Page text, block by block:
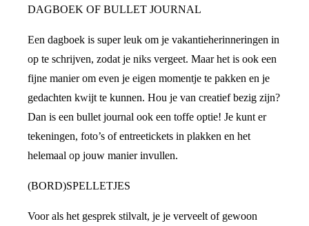
DAGBOEK OF BULLET JOURNAL
Een dagboek is super leuk om je vakantieherinneringen in
op te schrijven, zodat je niks vergeet. Maar het is ook een
fijne manier om even je eigen momentje te pakken en je
gedachten kwijt te kunnen. Hou je van creatief bezig zijn?
Dan is een bullet journal ook een toffe optie! Je kunt er
tekeningen, foto’s of entreetickets in plakken en het
helemaal op jouw manier invullen.
(BORD)SPELLETJES
Voor als het gesprek stilvalt, je je verveelt of gewoon